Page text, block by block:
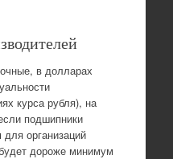
в долларах
курса рубля), на
подшипники
для организаций
дороже минимум